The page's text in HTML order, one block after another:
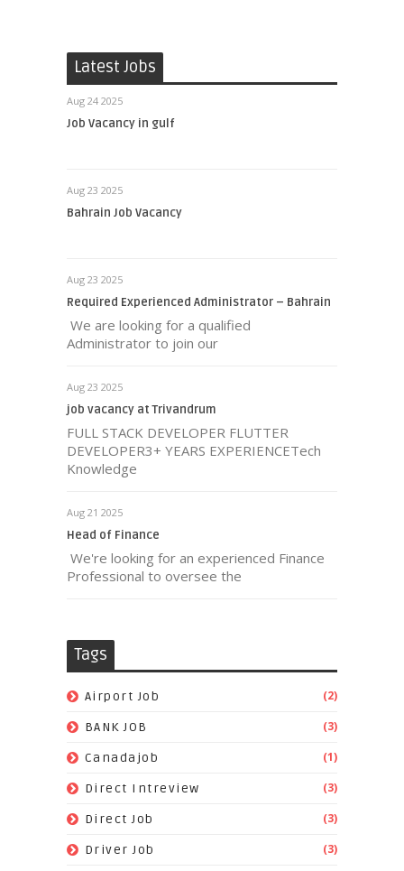
Latest Jobs
Aug 24 2025
Job Vacancy in gulf
Aug 23 2025
Bahrain Job Vacancy
Aug 23 2025
Required Experienced Administrator – Bahrain
We are looking for a qualified
Administrator to join our
Aug 23 2025
job vacancy at Trivandrum
FULL STACK DEVELOPER FLUTTER
DEVELOPER3+ YEARS EXPERIENCETech
Knowledge
Aug 21 2025
Head of Finance
We're looking for an experienced Finance
Professional to oversee the
Tags
Airport Job (2)
BANK JOB (3)
Canadajob (1)
Direct Intreview (3)
Direct Job (3)
Driver Job (3)